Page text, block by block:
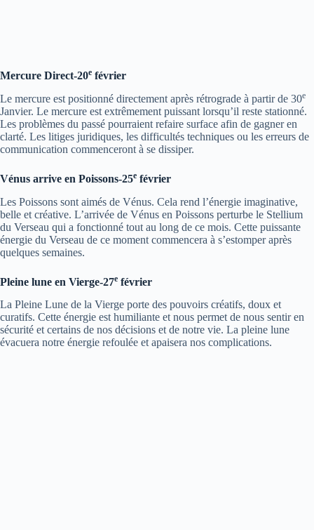
Mercure Direct-20e février
Le mercure est positionné directement après rétrograde à partir de 30e
Janvier. Le mercure est extrêmement puissant lorsqu’il reste stationné.
Les problèmes du passé pourraient refaire surface afin de gagner en
clarté. Les litiges juridiques, les difficultés techniques ou les erreurs de
communication commenceront à se dissiper.
Vénus arrive en Poissons-25e février
Les Poissons sont aimés de Vénus. Cela rend l’énergie imaginative,
belle et créative. L’arrivée de Vénus en Poissons perturbe le Stellium
du Verseau qui a fonctionné tout au long de ce mois. Cette puissante
énergie du Verseau de ce moment commencera à s’estomper après
quelques semaines.
Pleine lune en Vierge-27e février
La Pleine Lune de la Vierge porte des pouvoirs créatifs, doux et
curatifs. Cette énergie est humiliante et nous permet de nous sentir en
sécurité et certains de nos décisions et de notre vie. La pleine lune
évacuera notre énergie refoulée et apaisera nos complications.